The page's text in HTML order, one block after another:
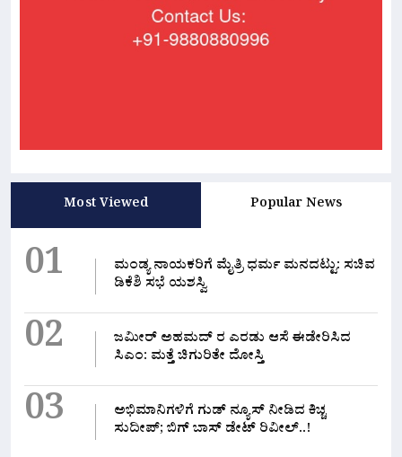
Most Viewed Popular News
01
ಮಂಡ್ಯ ನಾಯಕರಿಗೆ ಮೈತ್ರಿ ಧರ್ಮ ಮನದಟ್ಟು: ಸಚಿವ
ಡಿಕೆಶಿ ಸಭೆ ಯಶಸ್ವಿ
02
ಜಮೀರ್ ಅಹಮದ್ ರ ಎರಡು ಆಸೆ ಈಡೇರಿಸಿದ
ಸಿಎಂ: ಮತ್ತೆ ಚಿಗುರಿತೇ ದೋಸ್ತಿ
03
ಅಭಿಮಾನಿಗಳಿಗೆ ಗುಡ್ ನ್ಯೂಸ್ ನೀಡಿದ ಕಿಚ್ಚ
ಸುದೀಪ್; ಬಿಗ್ ಬಾಸ್ ಡೇಟ್ ರಿವೀಲ್..!